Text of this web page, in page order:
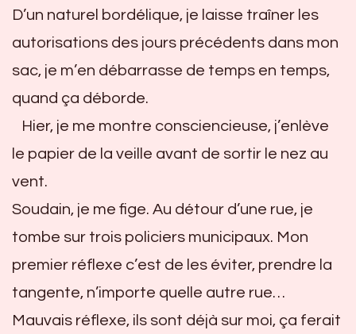
D’un naturel bordélique, je laisse traîner les
autorisations des jours précédents dans mon
sac, je m’en débarrasse de temps en temps,
quand ça déborde.
Hier, je me montre consciencieuse, j’enlève
le papier de la veille avant de sortir le nez au
vent.
Soudain, je me fige. Au détour d’une rue, je
tombe sur trois policiers municipaux. Mon
premier réflexe c’est de les éviter, prendre la
tangente, n’importe quelle autre rue…
Mauvais réflexe, ils sont déjà sur moi, ça ferait